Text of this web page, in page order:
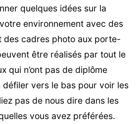
quelques idées sur la
environnement avec des
des cadres photo aux porte-
être réalisés par tout le
qui n’ont pas de diplôme
défiler vers le bas pour voir les
pas de nous dire dans les
vous avez préférées.